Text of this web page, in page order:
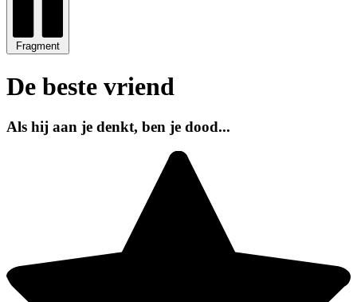
Fragment
De beste vriend
Als hij aan je denkt, ben je dood...